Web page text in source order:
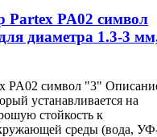
Partex PA02 символ
диаметра 1.3-3
PA02 символ "3"
устанавливается на
стойкость к
среды (вода,